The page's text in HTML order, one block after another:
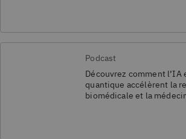
Podcast
Découvrez comment l’IA
quantique accélèrent la
biomédicale et la